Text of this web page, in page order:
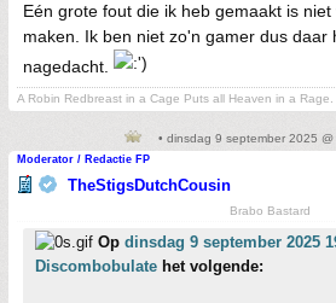
Eén grote fout die ik heb gemaakt is
maken. Ik ben niet zo'n gamer dus daar
nagedacht.
A Robin Redbreast in a Cage Puts all Heaven in a Rage.
• dinsdag 9 september 2025 @
Moderator / Redactie FP
TheStigsDutchCousin
Brabo Bastard
Op dinsdag 9 september 2025
Discombobulate het volgende: